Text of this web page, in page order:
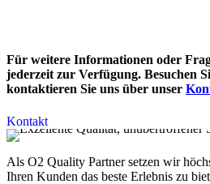
Für weitere Informationen oder
jederzeit zur Verfügung. Besuchen
kontaktieren Sie uns über unser
Kontakt
Als O2 Quality Partner setzen wir
Ihren Kunden das beste Erlebnis zu